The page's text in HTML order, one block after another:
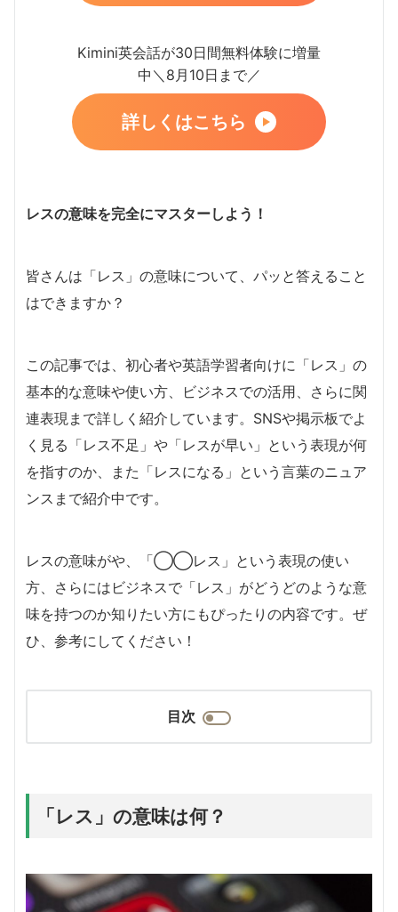
Kimini英会話が30日間無料体験に増量
中＼8月10日まで／
詳しくはこちら
レスの意味を完全にマスターしよう！
皆さんは「レス」の意味について、パッと答えること
はできますか？
この記事では、初心者や英語学習者向けに「レス」の
基本的な意味や使い方、ビジネスでの活用、さらに関
連表現まで詳しく紹介しています。SNSや掲示板でよ
く見る「レス不足」や「レスが早い」という表現が何
を指すのか、また「レスになる」という言葉のニュア
ンスまで紹介中です。
レスの意味がや、「◯◯レス」という表現の使い
方、さらにはビジネスで「レス」がどうどのような意
味を持つのか知りたい方にもぴったりの内容です。ぜ
ひ、参考にしてください！
目次
「レス」の意味は何？